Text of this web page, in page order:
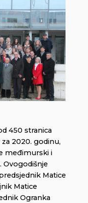
450 stranica
2020. godinu,
međimurski i
Ovogodišnje
Matice
Matice
Ogranka